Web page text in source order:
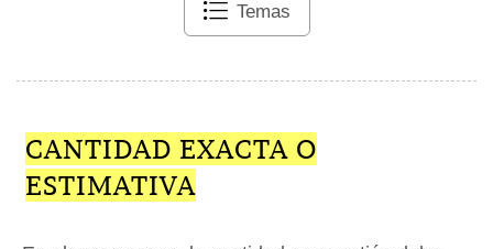
Temas
CANTIDAD EXACTA O
ESTIMATIVA